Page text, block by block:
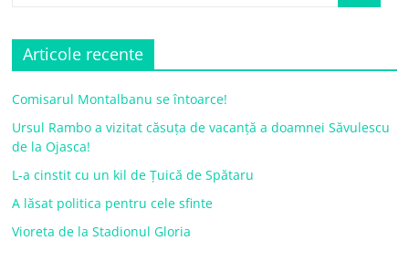
Articole recente
Comisarul Montalbanu se întoarce!
Ursul Rambo a vizitat căsuța de vacanță a doamnei Săvulescu
de la Ojasca!
L-a cinstit cu un kil de Țuică de Spătaru
A lăsat politica pentru cele sfinte
Vioreta de la Stadionul Gloria